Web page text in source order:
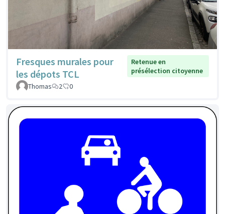
Fresques murales pour
les dépots TCL
Retenue en
présélection citoyenne
Thomas
2 0